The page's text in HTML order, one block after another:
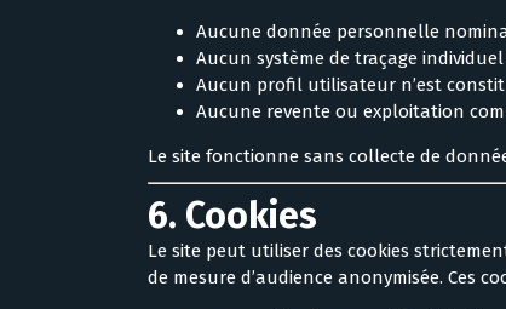
Aucune donnée personnelle
Aucun système de traçage
Aucun profil utilisateur n’est
Aucune revente ou exploitation
Le site fonctionne sans collecte de
6. Cookies
Le site peut utiliser des cookies
de mesure d’audience anonymisée. Ces